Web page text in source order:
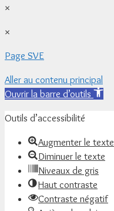
×
×
Page SVE
Aller au contenu principal
Ouvrir la barre d’outils
Outils d’accessibilité
Augmenter le texte
Diminuer le texte
Niveaux de gris
Haut contraste
Contraste négatif